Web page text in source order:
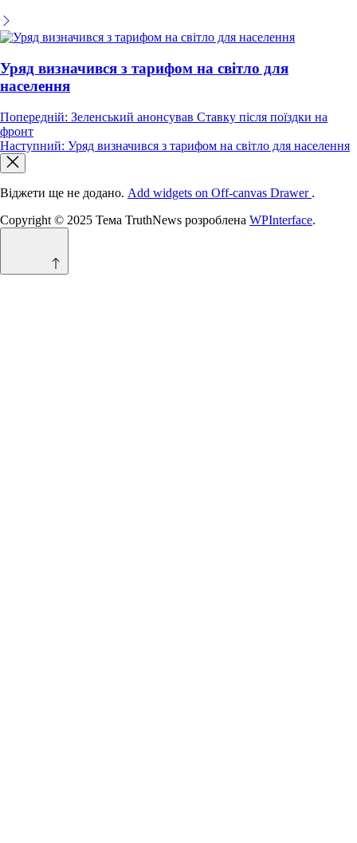
Уряд визначився з тарифом на світло для
населення
Навігація
записів
Попередній: Зеленський анонсував Ставку після поїздки на
фронт
Наступний: Уряд визначився з тарифом на світло для населення
Віджети ще не додано. Add widgets on Off-canvas Drawer .
Copyright © 2025 Тема TruthNews розроблена WPInterface.